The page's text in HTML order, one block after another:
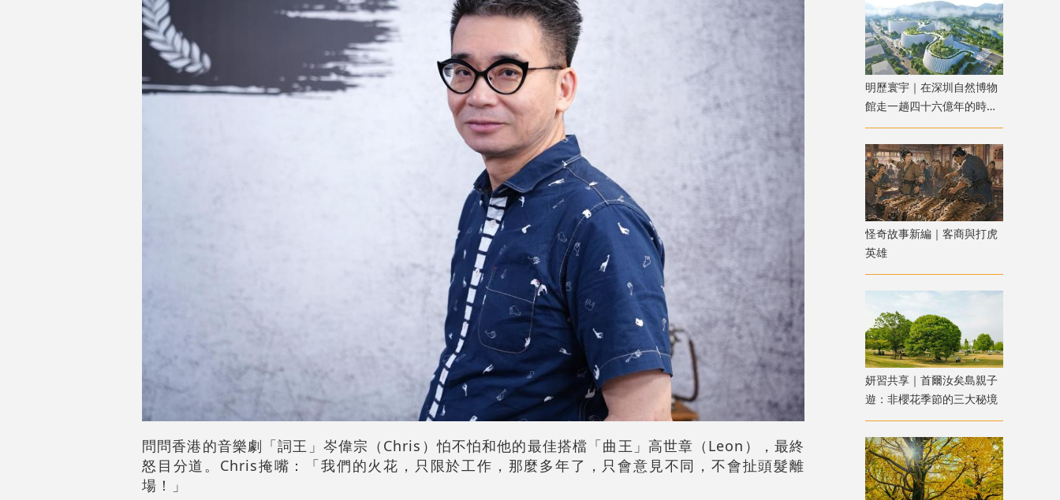
問問香港的音樂劇「詞王」岑偉宗（Chris）怕不怕和他的最佳搭檔「曲王」高世章（Leon），最終
怒目分道。Chris掩嘴：「我們的火花，只限於工作，那麼多年了，只會意見不同，不會扯頭髮離
場！」
明歷寰宇｜在深圳自然博物
館走一趟四十六億年的時空
之旅
怪奇故事新編｜客商與打虎
英雄
妍習共享｜首爾汝矣島親子
遊：非櫻花季節的三大秘境